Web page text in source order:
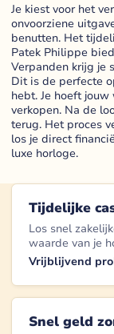
Je kiest voor het
onvoorziene
benutten. Het
Patek Philippe
Verpanden krijg je
Dit is de perfecte
hebt. Je hoeft
verkopen. Na de
terug. Het proces
los je direct
luxe horloge.
Tijdelijke
Los snel
waarde van je
Vrijblijvend
Snel geld